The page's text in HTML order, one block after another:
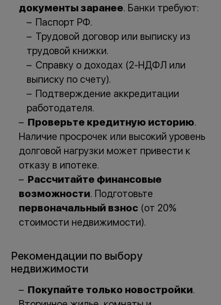
документы заранее. Банки требуют:
Паспорт РФ.
Трудовой договор или выписку из
трудовой книжки.
Справку о доходах (2-НДФЛ или
выписку по счету).
Подтверждение аккредитации
работодателя.
Проверьте кредитную историю.
Наличие просрочек или высокий уровень
долговой нагрузки может привести к
отказу в ипотеке.
Рассчитайте финансовые
возможности. Подготовьте
первоначальный взнос (от 20%
стоимости недвижимости).
Рекомендации по выбору
недвижимости
Покупайте только новостройки.